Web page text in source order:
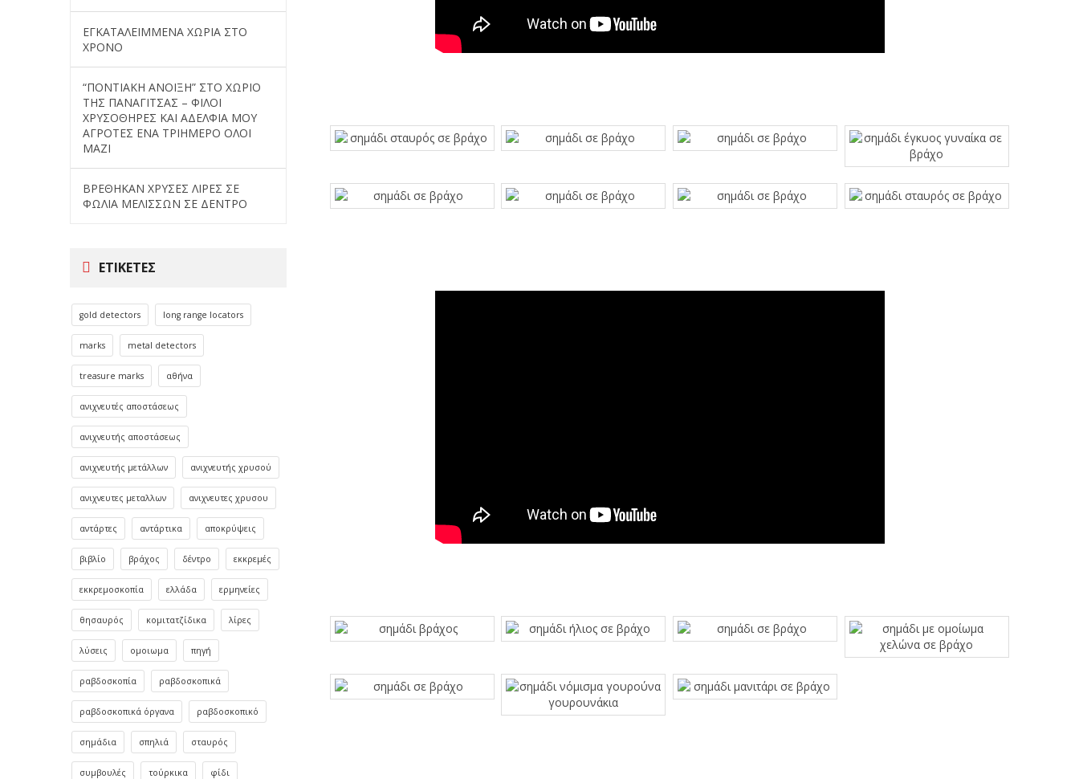
ΕΓΚΑΤΑΛΕΙΜΜΕΝΑ ΧΩΡΙΑ ΣΤΟ
ΧΡΟΝΟ
“ΠΟΝΤΙΑΚΗ ΑΝΟΙΞΗ” ΣΤΟ ΧΩΡΙΟ
ΤΗΣ ΠΑΝΑΓΙΤΣΑΣ – ΦΙΛΟΙ
ΧΡΥΣΟΘΗΡΕΣ ΚΑΙ ΑΔΕΛΦΙΑ ΜΟΥ
ΑΓΡΟΤΕΣ ΕΝΑ ΤΡΙΗΜΕΡΟ ΟΛΟΙ
ΜΑΖΙ
ΒΡΕΘΗΚΑΝ ΧΡΥΣΕΣ ΛΙΡΕΣ ΣΕ
ΦΩΛΙΑ ΜΕΛΙΣΣΩΝ ΣΕ ΔΕΝΤΡΟ
ΕΤΙΚΈΤΕΣ
gold detectors long range locators
marks metal detectors
treasure marks αθήνα
ανιχνευτές αποστάσεως
ανιχνευτής αποστάσεως
ανιχνευτής μετάλλων ανιχνευτής χρυσού
ανιχνευτες μεταλλων ανιχνευτες χρυσου
αντάρτες αντάρτικα αποκρύψεις
βιβλίο βράχος δέντρο εκκρεμές
εκκρεμοσκοπία ελλάδα ερμηνείες
θησαυρός κομιτατζίδικα λίρες
λύσεις ομοιωμα πηγή
ραβδοσκοπία ραβδοσκοπικά
ραβδοσκοπικά όργανα ραβδοσκοπικό
σημάδια σπηλιά σταυρός
συμβουλές τούρκικα φίδι